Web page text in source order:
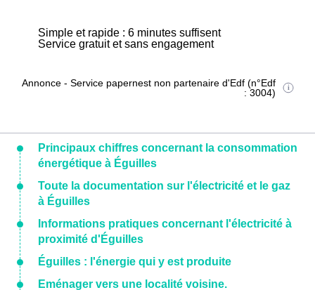
Simple et rapide : 6 minutes suffisent
Service gratuit et sans engagement
Annonce - Service papernest non partenaire d'Edf (n°Edf
: 3004)
Principaux chiffres concernant la consommation
énergétique à Éguilles
Toute la documentation sur l'électricité et le gaz
à Éguilles
Informations pratiques concernant l'électricité à
proximité d'Éguilles
Éguilles : l'énergie qui y est produite
Eménager vers une localité voisine.